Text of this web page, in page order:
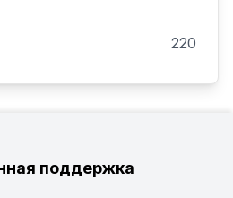
220
поддержка